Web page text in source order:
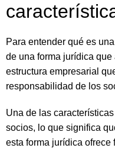
Para entender qué es
de una forma jurídica
estructura empresarial
responsabilidad de los
Una de las
socios, lo que significa
esta forma jurídica